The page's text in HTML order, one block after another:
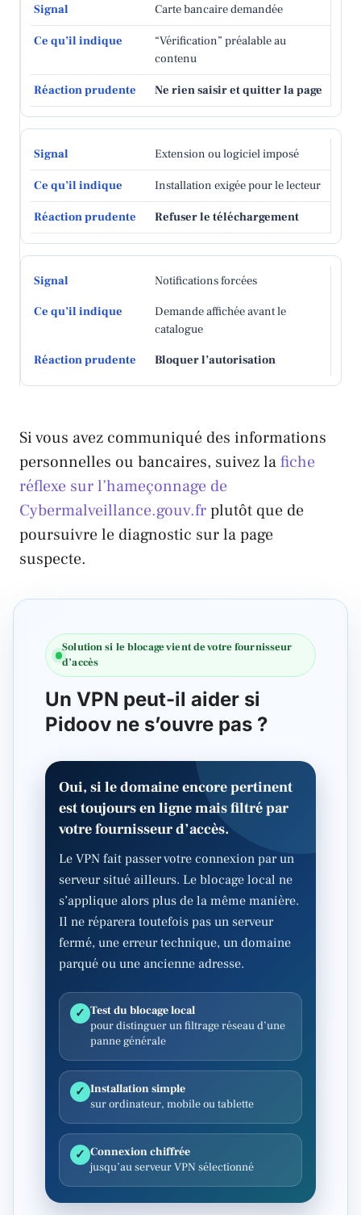
Carte bancaire demandée
“Vérification” préalable au
contenu
Ne rien saisir et quitter la page
Extension ou logiciel imposé
Installation exigée pour le lecteur
Refuser le téléchargement
Notifications forcées
Demande affichée avant le
catalogue
Bloquer l’autorisation
Si vous avez communiqué des informations
personnelles ou bancaires, suivez lafiche
réflexe sur l’hameçonnage de
Cybermalveillance.gouv.frplutôt que de
poursuivre le diagnostic sur la page
suspecte.
Solution si le blocage vient de votre fournisseur
d’accès
Un VPN peut-il aider si
Pidoov ne s’ouvre pas ?
Oui, si le domaine encore pertinent
est toujours en ligne mais filtré par
votre fournisseur d’accès.
Le VPN fait passer votre connexion par un
serveur situé ailleurs. Le blocage local ne
s’applique alors plus de la même manière.
Il ne réparera toutefois pas un serveur
fermé, une erreur technique, un domaine
parqué ou une ancienne adresse.
✓ Test du blocage local
pour distinguer un filtrage réseau d’une
panne générale
✓ Installation simple
sur ordinateur, mobile ou tablette
✓ Connexion chiffrée
jusqu’au serveur VPN sélectionné